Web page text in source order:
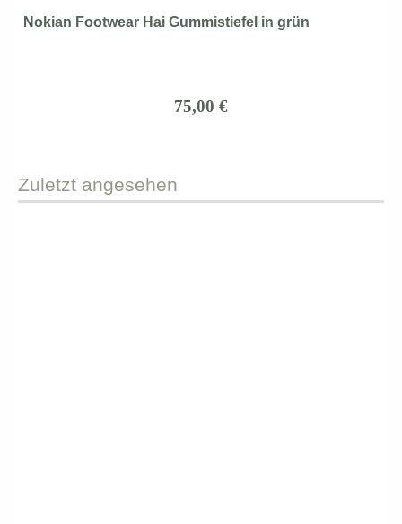
Nokian Footwear Hai Gummistiefel in grün
75,00 €
Zuletzt angesehen